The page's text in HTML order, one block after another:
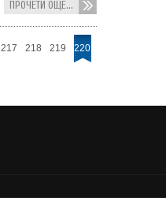
ПРОЧЕТИ ОЩЕ...
217 218 219 220